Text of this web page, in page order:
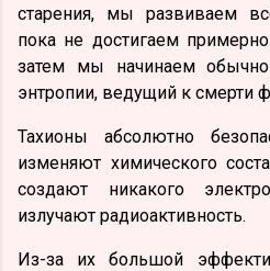
старения, мы развиваем
пока не достигаем
затем мы начинаем
энтропии, ведущий к смерти
Тахионы абсолютно
изменяют химического
создают никакого
излучают радиоактивность.
Из-за их большой